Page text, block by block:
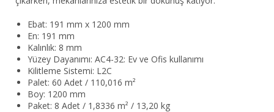
Ebat: 191 mm x 1200 mm
En: 191 mm
Kalınlık: 8 mm
Yüzey Dayanımı: AC4-32: Ev ve Ofis kullanımı
Kilitleme Sistemi: L2C
Palet: 60 Adet / 110,016 m²
Boy: 1200 mm
Paket: 8 Adet / 1,8336 m² / 13,20 kg